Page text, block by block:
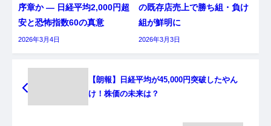
序章か ― 日経平均2,000円超
安と恐怖指数60の真意
2026年3月4日
の既存店売上で勝ち組・負け
組が鮮明に
2026年3月3日
【朗報】日経平均が45,000円突破したやん
け！株価の未来は？